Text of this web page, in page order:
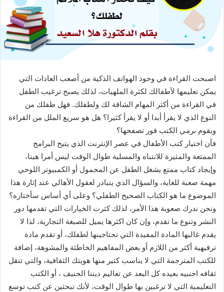
اصبحت القراءة في وجود الهواتف الذكية من أصعب العادات التي
يمكن تعليمها لأطفالك لكثرة الملهيات، لذلك يصبح ترغيب الطفل
في القراءة من أكثر المهام الشاقة لك ولطفلك. فهل طفلك من
النوع الذي لا يقرأ أبدا أو لا يقرأ كثيرا؟ هل هو سريع الملل من القراءة
ويقوم برمي الكتب فور تصفحها؟
فأن اختيار كتب الأطفال في عصر الإنترنت الذي يتيح البرامج
الممتعة والمثيرة للانتباه والمسلية طوال الوقت ليس أمرا هينا،
وإيجاد كتاب ممتع يشغل الطفل عن المحمول أو الكمبيوتر اللوحي
مهمة صعبة للغاية، والسؤال الذي يتبادر لعقول الأهالي عند إثارة هذا
الموضوع ما هو الكتاب الصحيح الطفلي؟ وعلى أي أساس سأختاره؟
ونحن ندرك صعوبة هذا الأمر، لذلك كثرت الخيارات التي تقدمها دور
النشر وتنوع ما تقدم، وإن كان اكثرها يميل للصبغة التجارية، لذا لا
يقدم غالبها المادة المفيدة التي تحتاجينها لطفلك، أو تقدم مادة
ترفيهية أكثر من اللازم أو بعض المفاهيم الخاطئة والمشوهة، إضافة
للكتب المترجمة التي لا يناسب كثير منها هويتك الثقافية، والتي تنقل
ثقافه اجنبيه بعيده كل البعد عن تعاليم ديننا الحنيف ، أو الكتب
التعليمية التي لا ترغبين بها طوال الوقت، لأنك تبحثين عن كتب توسع